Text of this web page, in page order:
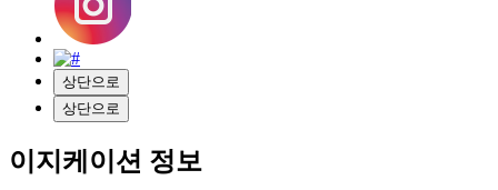
상단으로
상단으로
이지케이션 정보